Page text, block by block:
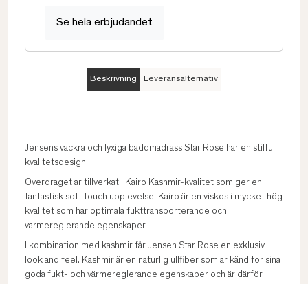
Se hela erbjudandet
Beskrivning Leveransalternativ
Jensens vackra och lyxiga bäddmadrass Star Rose har en stilfull
kvalitetsdesign.
Överdraget är tillverkat i Kairo Kashmir-kvalitet som ger en
fantastisk soft touch upplevelse. Kairo är en viskos i mycket hög
kvalitet som har optimala fukttransporterande och
värmereglerande egenskaper.
I kombination med kashmir får Jensen Star Rose en exklusiv
look and feel. Kashmir är en naturlig ullfiber som är känd för sina
goda fukt- och värmereglerande egenskaper och är därför